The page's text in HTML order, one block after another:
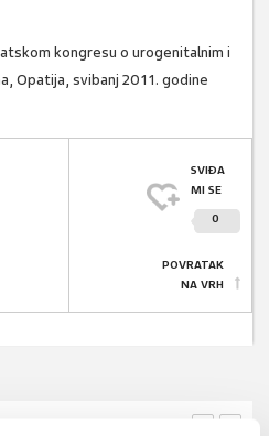
kongresu o urogenitalnim i
Opatija, svibanj 2011. godine
SVIĐA
MI SE
0
POVRATAK
NA VRH